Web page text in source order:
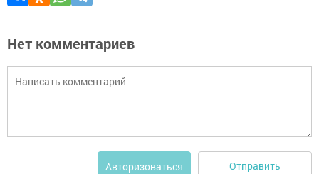
Нет комментариев
Авторизоваться Отправить